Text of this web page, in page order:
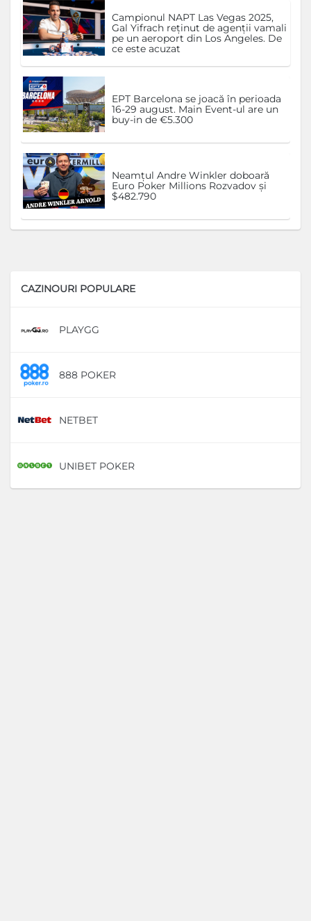
Campionul NAPT Las Vegas 2025,
Gal Yifrach reținut de agenții vamali
pe un aeroport din Los Angeles. De
ce este acuzat
EPT Barcelona se joacă în perioada
16-29 august. Main Event-ul are un
buy-in de €5.300
Neamțul Andre Winkler doboară
Euro Poker Millions Rozvadov și
$482.790
CAZINOURI POPULARE
PLAYGG
888 POKER
NETBET
UNIBET POKER